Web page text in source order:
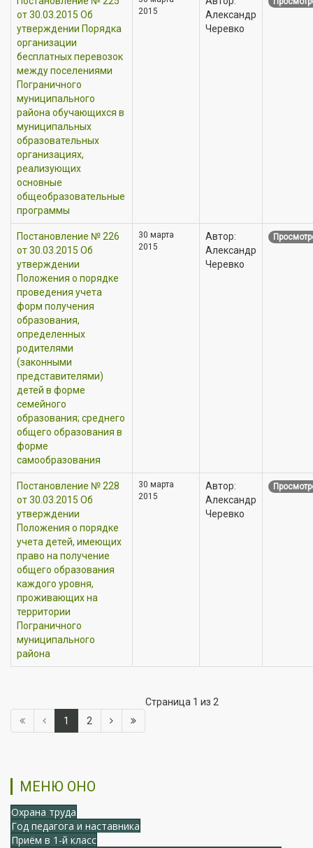
от 30.03.2015 Об
утверждении Порядка
организации
бесплатных перевозок
между поселениями
Пограничного
муниципального
района обучающихся в
муниципальных
образовательных
организациях,
реализующих
основные
общеобразовательные
программы
2015
Александр
Черевко
Постановление № 226
от 30.03.2015 Об
утверждении
Положения о порядке
проведения учета
форм получения
образования,
определенных
родителями
(законными
представителями)
детей в форме
семейного
образования; среднего
общего образования в
форме
самообразования
30 марта
2015
Автор:
Александр
Черевко
Постановление № 228
от 30.03.2015 Об
утверждении
Положения о порядке
учета детей, имеющих
право на получение
общего образования
каждого уровня,
проживающих на
территории
Пограничного
муниципального
района
30 марта
2015
Автор:
Александр
Черевко
Страница 1 из 2
1
2
МЕНЮ ОНО
Охрана труда
Год педагога и наставника
Приём в 1-й класс